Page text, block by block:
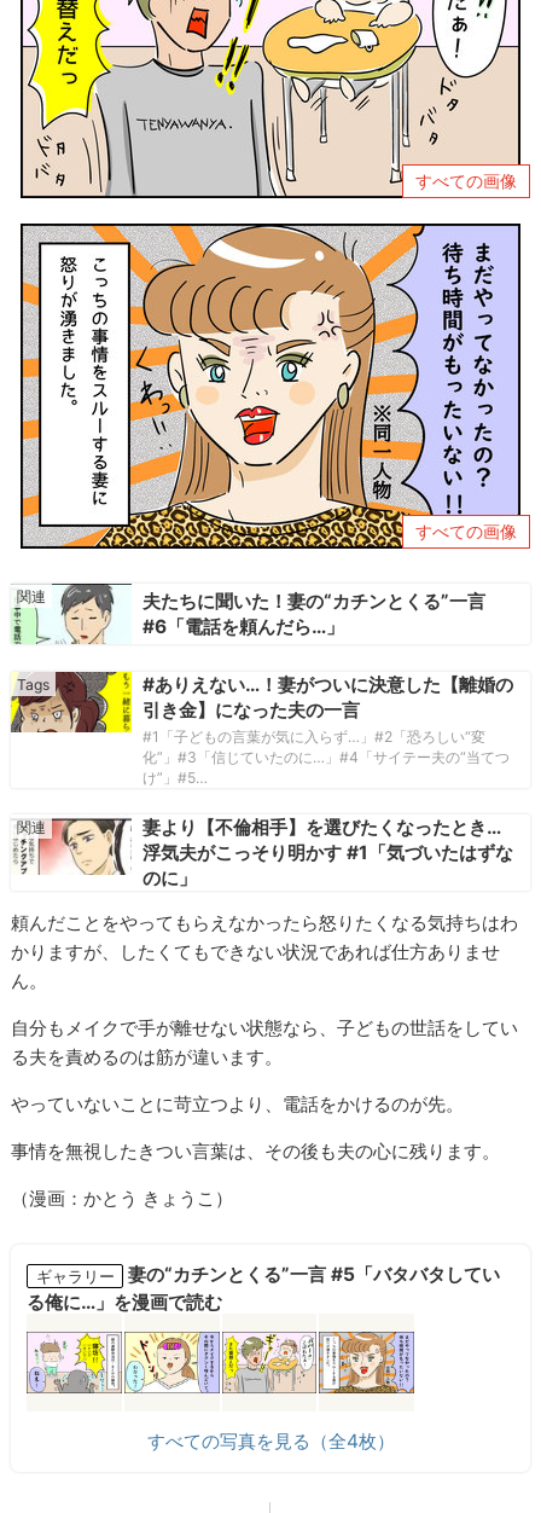
すべての画像
すべての画像
夫たちに聞いた！妻の“カチンとくる”一言
#6「電話を頼んだら…」
#ありえない…！妻がついに決意した【離婚の
引き金】になった夫の一言
#1「子どもの言葉が気に入らず…」#2「恐ろしい“変
化”」#3「信じていたのに…」#4「サイテー夫の“当てつ
け”」#5…
妻より【不倫相手】を選びたくなったとき…
浮気夫がこっそり明かす #1「気づいたはずな
のに」
頼んだことをやってもらえなかったら怒りたくなる気持ちはわ
かりますが、したくてもできない状況であれば仕方ありませ
ん。
自分もメイクで手が離せない状態なら、子どもの世話をしてい
る夫を責めるのは筋が違います。
やっていないことに苛立つより、電話をかけるのが先。
事情を無視したきつい言葉は、その後も夫の心に残ります。
（漫画：かとう きょうこ）
ギャラリー
妻の“カチンとくる”一言 #5「バタバタしてい
る俺に…」を漫画で読む
すべての写真を見る（全4枚）